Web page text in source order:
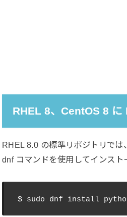
RHEL 8、CentOS 8
RHEL 8.0 の標準リポジトリでは
dnf コマンドを使用してインスト